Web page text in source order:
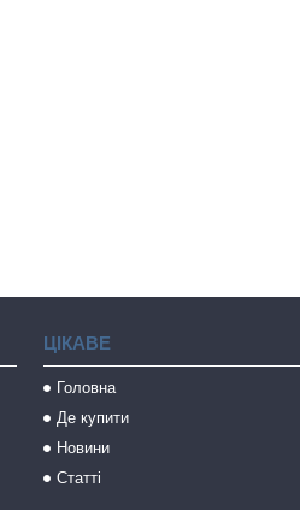
ЦІКАВЕ
Головна
Де купити
Новини
Статті